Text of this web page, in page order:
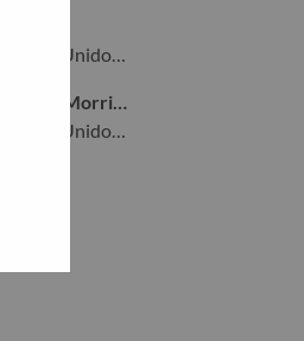
Morrisville, North Carolina, Estados Unidos da América,
Sr Inside Account Representative - Morrisville, NC
Morrisville, North Carolina, Estados Unidos da América,